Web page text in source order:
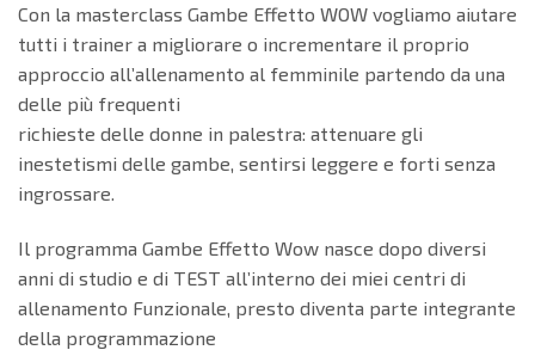
Con la masterclass Gambe Effetto WOW vogliamo aiutare
tutti i trainer a migliorare o incrementare il proprio
approccio all’allenamento al femminile partendo da una
delle più frequenti
richieste delle donne in palestra: attenuare gli
inestetismi delle gambe, sentirsi leggere e forti senza
ingrossare.
Il programma Gambe Effetto Wow nasce dopo diversi
anni di studio e di TEST all’interno dei miei centri di
allenamento Funzionale, presto diventa parte integrante
della programmazione